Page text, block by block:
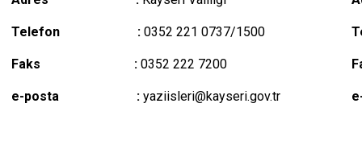
Telefon :0352 221 0737/1500
Faks :0352 222 7200
e-posta :yaziisleri@kayseri.gov.tr